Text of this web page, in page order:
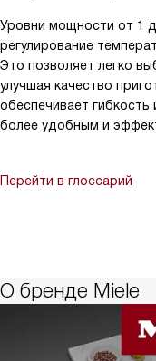
Уровни мощности от 1
регулирование
Это позволяет легко
улучшая качество
обеспечивает
более удобным и
Перейти в глоссарий
О бренде Miele